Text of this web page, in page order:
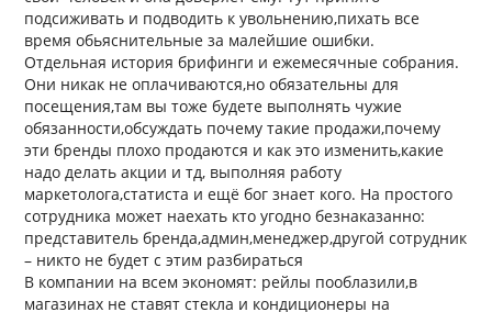
подсиживать и подводить к увольнению,пихать все
время обьяснительные за малейшие ошибки.
Отдельная история брифинги и ежемесячные собрания.
Они никак не оплачиваются,но обязательны для
посещения,там вы тоже будете выполнять чужие
обязанности,обсуждать почему такие продажи,почему
эти бренды плохо продаются и как это изменить,какие
надо делать акции и тд, выполняя работу
маркетолога,статиста и ещё бог знает кого. На простого
сотрудника может наехать кто угодно безнаказанно:
представитель бренда,админ,менеджер,другой сотрудник
– никто не будет с этим разбираться
В компании на всем экономят: рейлы пооблазили,в
магазинах не ставят стекла и кондиционеры на